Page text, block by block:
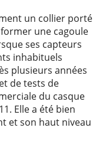
un collier porté
une cagoule
ses capteurs
inhabituels
plusieurs années
de tests de
du casque
Elle a été bien
et son haut niveau